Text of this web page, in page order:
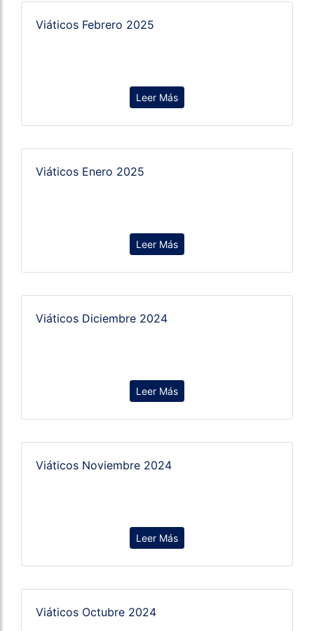
Viáticos Febrero 2025
Leer Más
Viáticos Enero 2025
Leer Más
Viáticos Diciembre 2024
Leer Más
Viáticos Noviembre 2024
Leer Más
Viáticos Octubre 2024